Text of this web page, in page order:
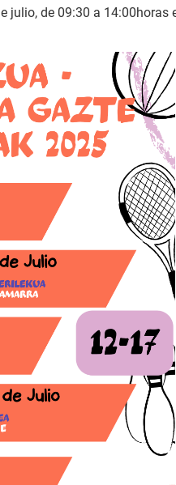
julio, de 09:30 a 14:00horas